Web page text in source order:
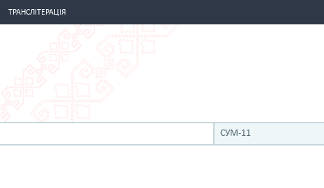
ТРАНСЛІТЕРАЦІЯ
СУМ-11